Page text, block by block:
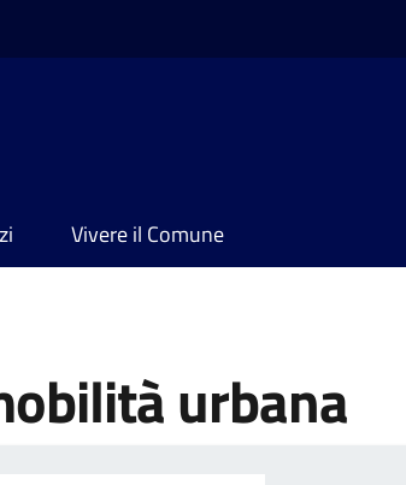
Vivere il Comune
urbana